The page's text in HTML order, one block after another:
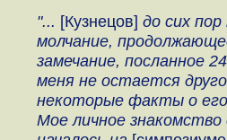
"... [Кузнецов] до сих
молчание,
замечание, посланное
меня не остается
некоторые факты о его
Мое личное